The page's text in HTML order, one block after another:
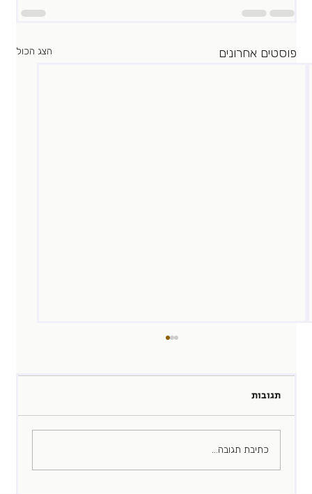
פוסטים אחרונים הצג הכול
מלוכסנת
תגובות
כתיבת תגובה...